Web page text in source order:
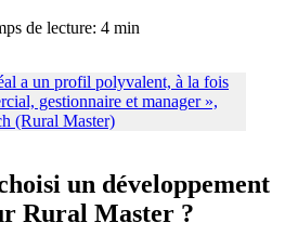
de lecture: 4 min
un développement
Rural Master ?